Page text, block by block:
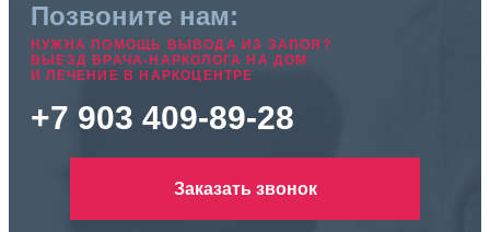
Позвоните нам:
НУЖНА ПОМОЩЬ ВЫВОДА ИЗ ЗАПОЯ?
ВЫЕЗД ВРАЧА-НАРКОЛОГА НА ДОМ
И ЛЕЧЕНИЕ В НАРКОЦЕНТРЕ
+7 903 409-89-28
Заказать звонок